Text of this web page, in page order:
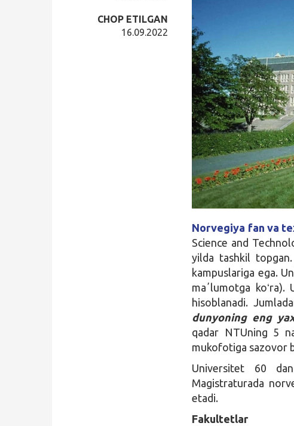
CHOP ETILGAN
16.09.2022
Norvegiya fan va
Science and
yilda tashkil
kampuslariga ega.
maʼlumotga
hisoblanadi.
dunyoning eng
qadar NTUning 5
mukofotiga sazovor
Universitet 60
Magistraturada
etadi.
Fakultetlar